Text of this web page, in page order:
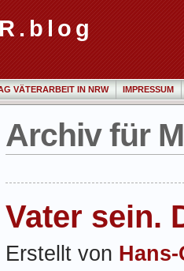
VÄTERARBEIT IN NRW IMPRESSUM
Archiv für
Vater sein.
Erstellt von